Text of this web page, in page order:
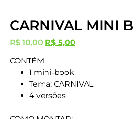
CARNIVAL MINI
R$10,00 R$ 5,00
CONTÉM:
1 mini-book
Tema: CARNIVAL
4 versões